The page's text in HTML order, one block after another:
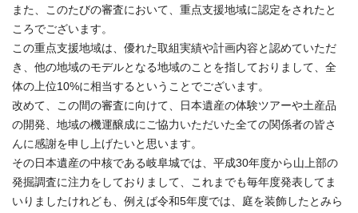
また、このたびの審査において、重点支援地域に認定をされたと
ころでございます。
この重点支援地域は、優れた取組実績や計画内容と認めていただ
き、他の地域のモデルとなる地域のことを指しておりまして、全
体の上位10%に相当するということでございます。
改めて、この間の審査に向けて、日本遺産の体験ツアーや土産品
の開発、地域の機運醸成にご協力いただいた全ての関係者の皆さ
んに感謝を申し上げたいと思います。
その日本遺産の中核である岐阜城では、平成30年度から山上部の
発掘調査に注力をしておりまして、これまでも毎年度発表してま
いりましたけれども、例えば令和5年度では、庭を装飾したとみら